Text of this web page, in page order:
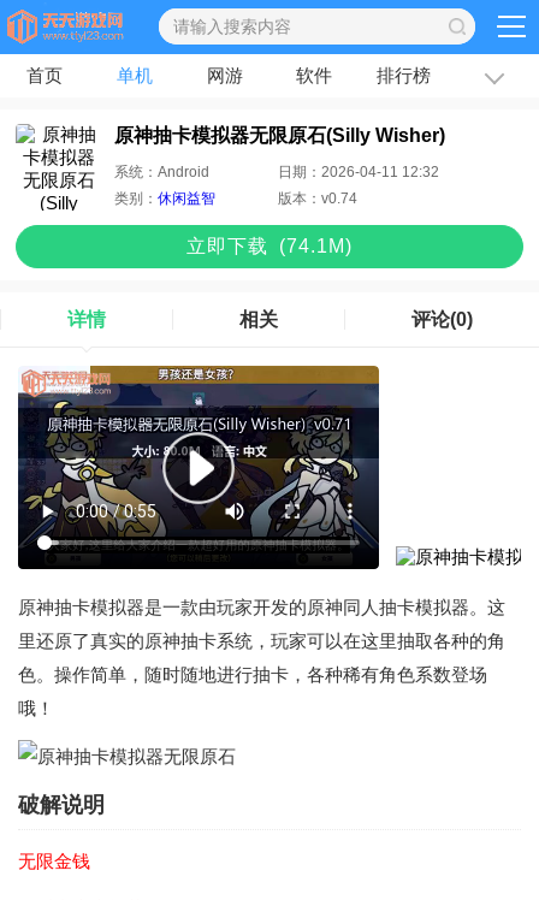
首页 单机 网游 软件 排行榜 专题
原神抽卡模拟器无限原石(Silly Wisher)
系统：Android 日期：2026-04-11 12:32
类别：休闲益智 版本：v0.74
立即下载 (74.1M)
详情 相关 评论(0)
原神抽卡模拟器是一款由玩家开发的原神同人抽卡模拟器。这
里还原了真实的原神抽卡系统，玩家可以在这里抽取各种的角
色。操作简单，随时随地进行抽卡，各种稀有角色系数登场
哦！
破解说明
无限金钱